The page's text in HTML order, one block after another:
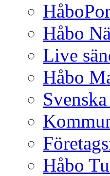
Håbo
Live
Håbo
Håbo